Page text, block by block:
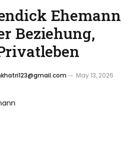
Ehemann
Beziehung,
May 13, 2026